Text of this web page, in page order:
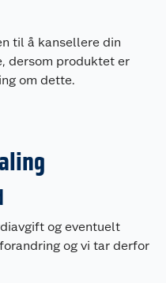
til å kansellere din
dersom produktet er
om dette.
og eventuelt
og vi tar derfor